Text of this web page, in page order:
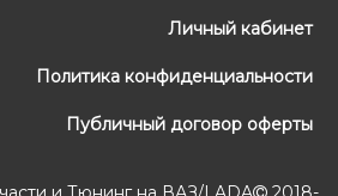
Личный кабинет
Политика конфиденциальности
Публичный договор оферты